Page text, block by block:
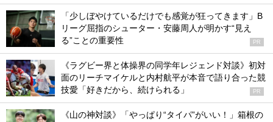
「少しぼやけているだけでも感覚が狂ってきます」B
リーグ屈指のシューター・安藤周人が明かす“見え
る”ことの重要性
PR
《ラグビー界と体操界の同学年レジェンド対談》初対
面のリーチマイケルと内村航平が本音で語り合った競
技愛「好きだから、続けられる」
PR
《山の神対談》「やっぱり“タイパ”がいい！」箱根の